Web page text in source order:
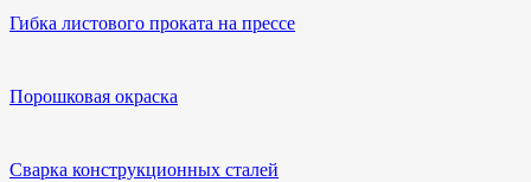
Гибка листового проката на прессе
Порошковая окраска
Сварка конструкционных сталей